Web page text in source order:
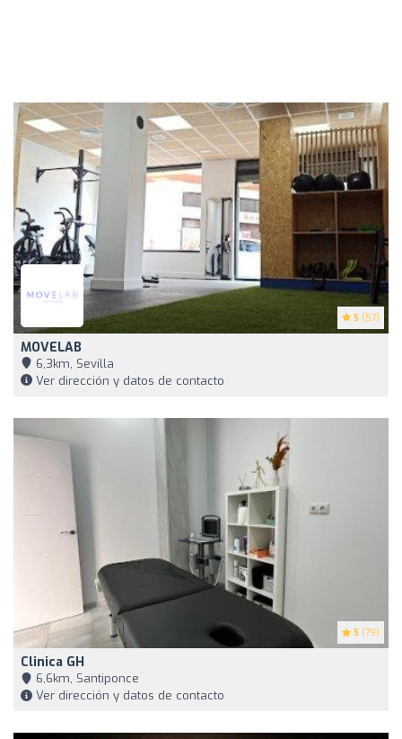
5 (57)
MOVELAB
6,3km, Sevilla
Ver dirección y datos de contacto
5 (79)
Clinica GH
6,6km, Santiponce
Ver dirección y datos de contacto